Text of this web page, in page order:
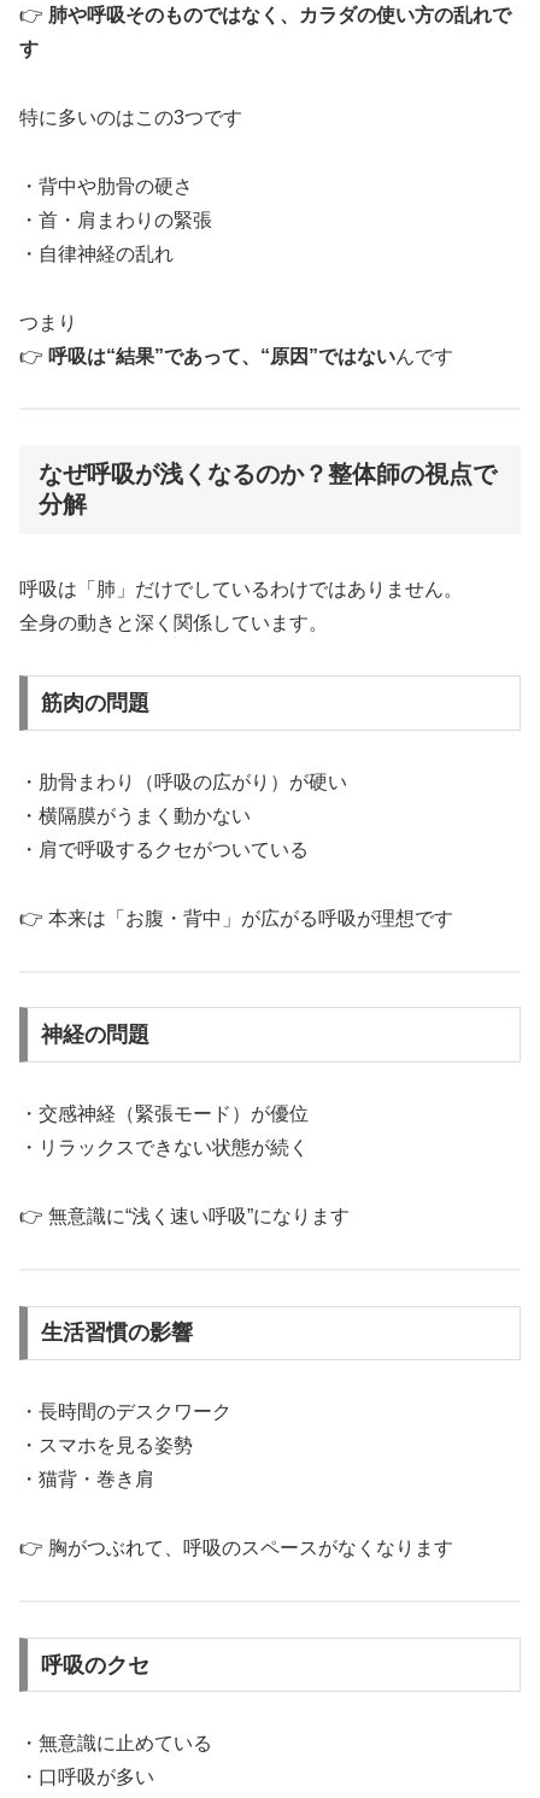
👉 肺や呼吸そのものではなく、カラダの使い方の乱れで
す
特に多いのはこの3つです
・背中や肋骨の硬さ
・首・肩まわりの緊張
・自律神経の乱れ
つまり
👉 呼吸は“結果”であって、“原因”ではないんです
なぜ呼吸が浅くなるのか？整体師の視点で
分解
呼吸は「肺」だけでしているわけではありません。
全身の動きと深く関係しています。
筋肉の問題
・肋骨まわり（呼吸の広がり）が硬い
・横隔膜がうまく動かない
・肩で呼吸するクセがついている
👉 本来は「お腹・背中」が広がる呼吸が理想です
神経の問題
・交感神経（緊張モード）が優位
・リラックスできない状態が続く
👉 無意識に“浅く速い呼吸”になります
生活習慣の影響
・長時間のデスクワーク
・スマホを見る姿勢
・猫背・巻き肩
👉 胸がつぶれて、呼吸のスペースがなくなります
呼吸のクセ
・無意識に止めている
・口呼吸が多い